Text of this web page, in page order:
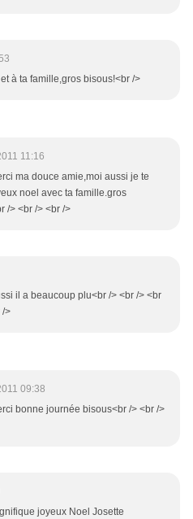
à ta famille,gros bisous!<br />
11:16
ma douce amie,moi aussi je te
noel avec ta famille.gros
/> <br /> <br />
il a beaucoup plu<br /> <br /> <br
/>
09:38
bonne journée bisous<br /> <br />
joyeux Noel Josette